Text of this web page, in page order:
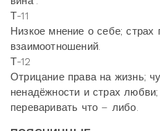
Т-11
Низкое мнение о себе; страх
взаимоотношений.
Т-12
Отрицание права на жизнь;
ненадёжности и страх
переваривать что – либо.